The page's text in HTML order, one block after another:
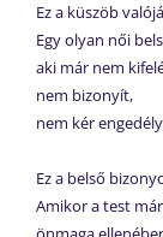
Ez a küszöb
Egy olyan női
aki már nem
nem bizonyít,
nem kér
Ez a belső
Amikor a test